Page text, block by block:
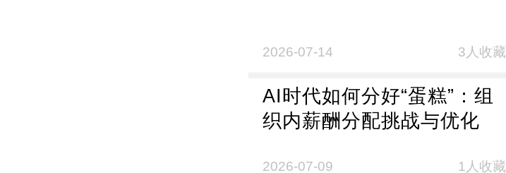
2026-07-14 3人收藏
AI时代如何分好“蛋糕”：组
织内薪酬分配挑战与优化
2026-07-09 1人收藏